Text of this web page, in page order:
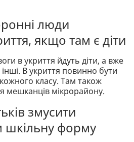
люди
якщо там є діти
в укриття йдуть діти, а вже
інші. В укриття повинно бути
класу. Там також
мешканців мікрорайону.
змусити
шкільну форму